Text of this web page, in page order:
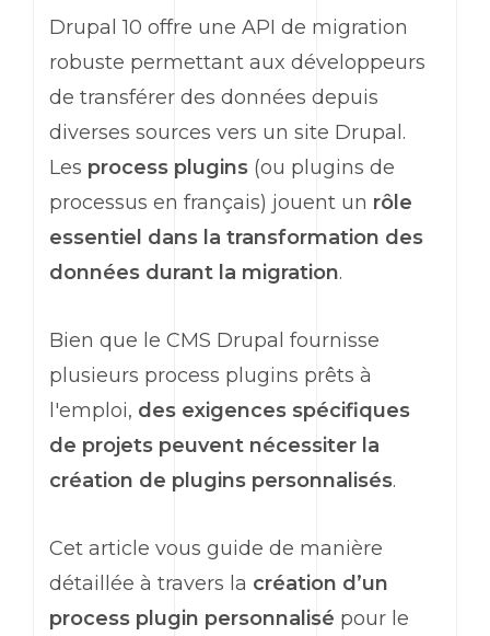
Drupal 10 offre une API de migration
robuste permettant aux développeurs
de transférer des données depuis
diverses sources vers un site Drupal.
Les process plugins (ou plugins de
processus en français) jouent un rôle
essentiel dans la transformation des
données durant la migration.
Bien que le CMS Drupal fournisse
plusieurs process plugins prêts à
l'emploi, des exigences spécifiques
de projets peuvent nécessiter la
création de plugins personnalisés.
Cet article vous guide de manière
détaillée à travers la création d’un
process plugin personnalisé pour le